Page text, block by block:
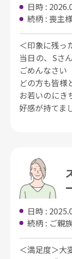
日時 :
続柄 : 喪主
＜印象に残っ
当日の、Sさ
ごめんなさい
どの方も皆様
お若いのにき
好感が持てま
日時 :
続柄 : ご親
＜満足度＞大